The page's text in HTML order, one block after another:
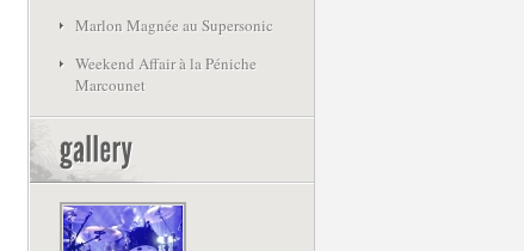
Marlon Magnée au Supersonic
Weekend Affair à la Péniche
Marcounet